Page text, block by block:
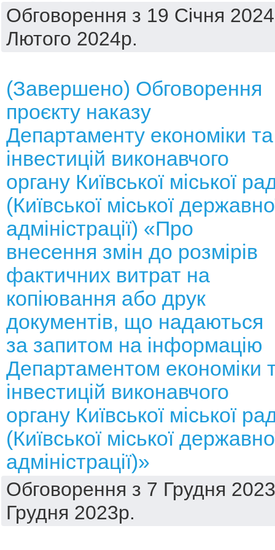
Обговорення з 19 Січня
Лютого 2024р.
(Завершено) Обговорення
проєкту наказу
Департаменту економіки та
інвестицій виконавчого
органу Київської міської
(Київської міської
адміністрації) «Про
внесення змін до розмірів
фактичних витрат на
копіювання або друк
документів, що надаються
за запитом на інформацію
Департаментом економіки
інвестицій виконавчого
органу Київської міської
(Київської міської
адміністрації)»
Обговорення з 7 Грудня
Грудня 2023р.